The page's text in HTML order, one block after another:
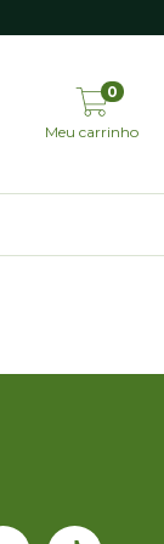
Meu carrinho
0